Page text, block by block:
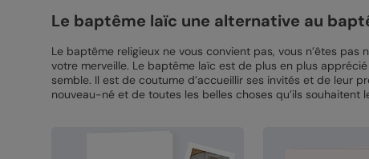
Le baptême laïc une alternative au
Le baptême religieux ne vous convient pas, vous n’êtes
votre merveille. Le baptême laïc est de plus en plus
semble. Il est de coutume d’accueillir ses invités et de leur
nouveau-né et de toutes les belles choses qu’ils